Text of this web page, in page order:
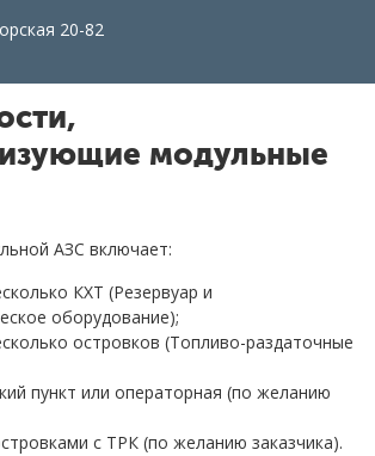
20-82
модульные
АЗС включает:
КХТ (Резервуар и
оборудование);
островков (Топливо-раздаточные
пункт или операторная (по желанию
с ТРК (по желанию заказчика).